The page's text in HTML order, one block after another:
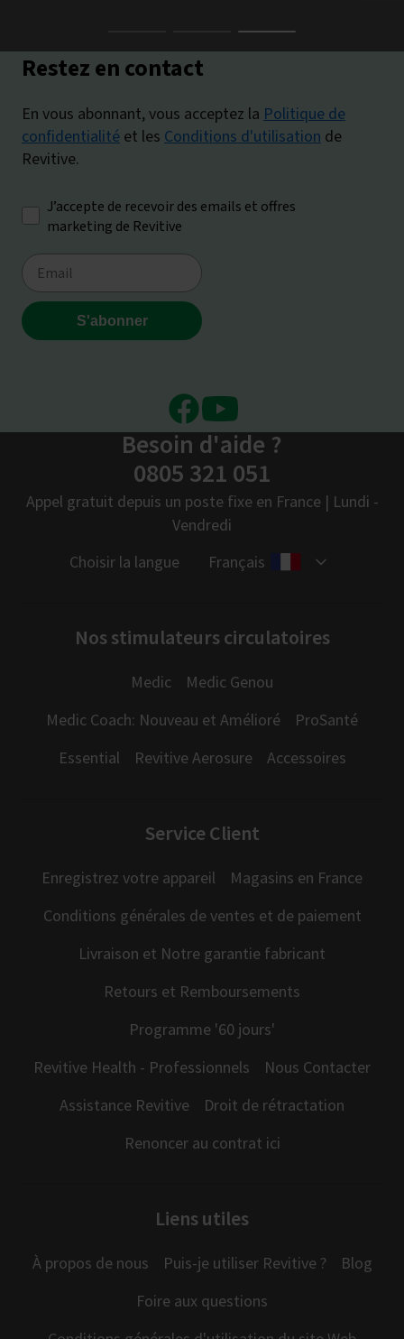
Facebook
Youtube
Besoin d'aide ?
0805 321 051
Appel gratuit depuis un poste fixe en France | Lundi -
Vendredi
Choisir la langue
Français
Nos stimulateurs circulatoires
Medic
Medic Genou
Medic Coach: Nouveau et Amélioré
ProSanté
Essential
Revitive Aerosure Accessoires
Service Client
Enregistrez votre appareil
Magasins en France
Conditions générales de ventes et de paiement
Livraison et Notre garantie fabricant
Retours et Remboursements
Programme '60 jours'
Revitive Health - Professionnels
Nous Contacter
Assistance Revitive
Droit de rétractation
Renoncer au contrat ici
Liens utiles
À propos de nous Puis-je utiliser Revitive ?
Blog
Foire aux questions